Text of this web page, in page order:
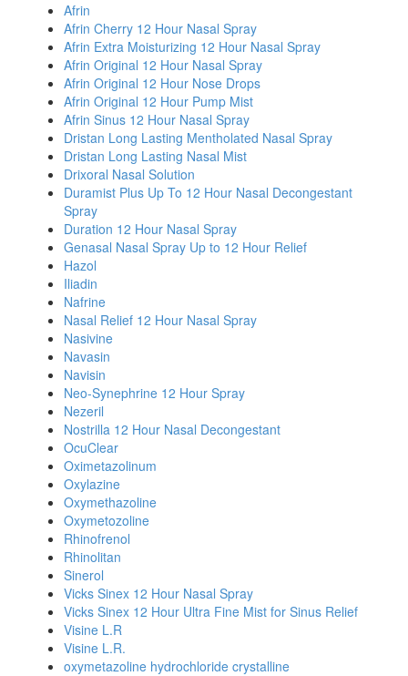
Afrin
Afrin Cherry 12 Hour Nasal Spray
Afrin Extra Moisturizing 12 Hour Nasal Spray
Afrin Original 12 Hour Nasal Spray
Afrin Original 12 Hour Nose Drops
Afrin Original 12 Hour Pump Mist
Afrin Sinus 12 Hour Nasal Spray
Dristan Long Lasting Mentholated Nasal Spray
Dristan Long Lasting Nasal Mist
Drixoral Nasal Solution
Duramist Plus Up To 12 Hour Nasal Decongestant
Spray
Duration 12 Hour Nasal Spray
Genasal Nasal Spray Up to 12 Hour Relief
Hazol
Iliadin
Nafrine
Nasal Relief 12 Hour Nasal Spray
Nasivine
Navasin
Navisin
Neo-Synephrine 12 Hour Spray
Nezeril
Nostrilla 12 Hour Nasal Decongestant
OcuClear
Oximetazolinum
Oxylazine
Oxymethazoline
Oxymetozoline
Rhinofrenol
Rhinolitan
Sinerol
Vicks Sinex 12 Hour Nasal Spray
Vicks Sinex 12 Hour Ultra Fine Mist for Sinus Relief
Visine L.R
Visine L.R.
oxymetazoline hydrochloride crystalline